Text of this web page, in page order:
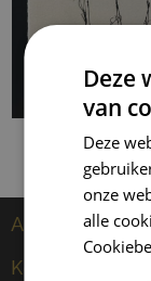
Artiesten
Kees van
Deze
van
Deze
onze
alle